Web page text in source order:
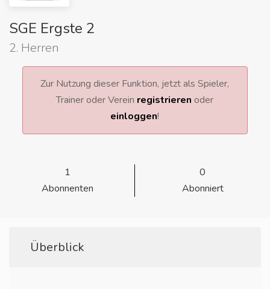
SGE Ergste 2
2. Herren
Zur Nutzung dieser Funktion, jetzt als Spieler,
Trainer oder Verein registrieren oder
einloggen!
1
Abonnenten
0
Abonniert
Überblick